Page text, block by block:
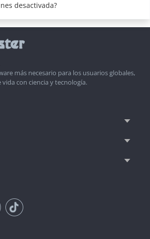
desactivada?
más necesario para los usuarios globales,
con ciencia y tecnología.